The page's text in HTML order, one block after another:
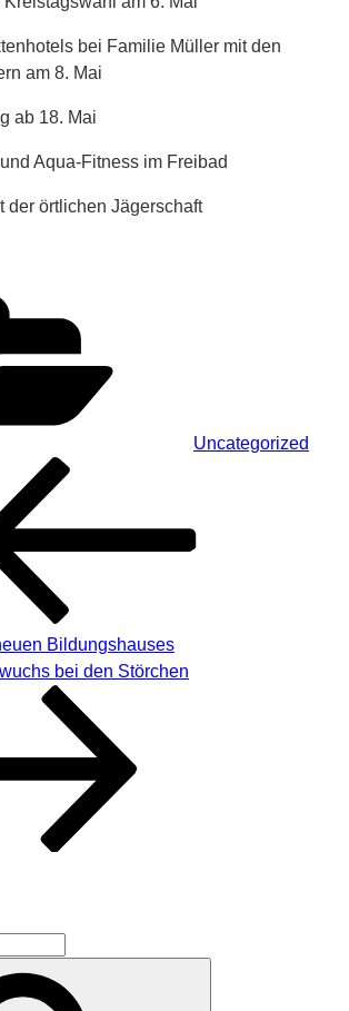
bei Familie Müller mit den
am 8. Mai
ab 18. Mai
Aqua-Fitness im Freibad
der örtlichen Jägerschaft
Uncategorized
Bildungshauses
bei den Störchen